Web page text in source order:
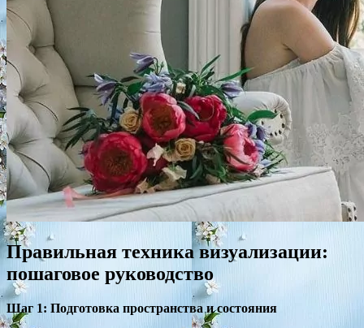
Правильная техника визуализации:
пошаговое руководство
Шаг 1: Подготовка пространства и состояния